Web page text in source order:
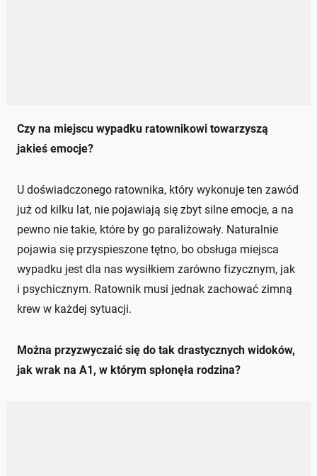
Czy na miejscu wypadku ratownikowi towarzyszą
jakieś emocje?
U doświadczonego ratownika, który wykonuje ten zawód
już od kilku lat, nie pojawiają się zbyt silne emocje, a na
pewno nie takie, które by go paraliżowały. Naturalnie
pojawia się przyspieszone tętno, bo obsługa miejsca
wypadku jest dla nas wysiłkiem zarówno fizycznym, jak
i psychicznym. Ratownik musi jednak zachować zimną
krew w każdej sytuacji.
Można przyzwyczaić się do tak drastycznych widoków,
jak wrak na A1, w którym spłonęła rodzina?